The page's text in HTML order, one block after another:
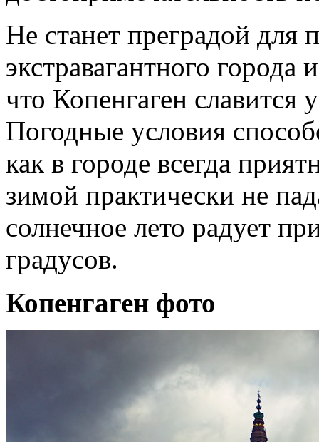
Не станет преградой для
экстравагантного города
что Копенгаген
Погодные условия
как в городе всегда
зимой практически не
солнечное лето радует
градусов.
Копенгаген фото